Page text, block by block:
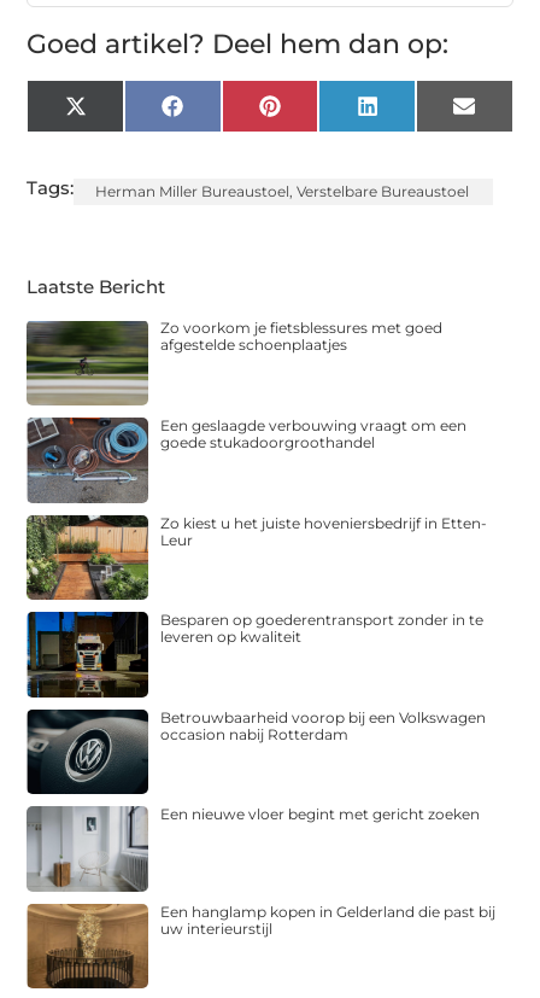
Goed artikel? Deel hem dan op:
X
(Twitter)
FacebookPinterest LinkedIn Email
Tags: Herman Miller Bureaustoel,Verstelbare Bureaustoel
Laatste Bericht
Zo voorkom je fietsblessures met goed
afgestelde schoenplaatjes
Een geslaagde verbouwing vraagt om een
goede stukadoorgroothandel
Zo kiest u het juiste hoveniersbedrijf in Etten-
Leur
Besparen op goederentransport zonder in te
leveren op kwaliteit
Betrouwbaarheid voorop bij een Volkswagen
occasion nabij Rotterdam
Een nieuwe vloer begint met gericht zoeken
Een hanglamp kopen in Gelderland die past bij
uw interieurstijl